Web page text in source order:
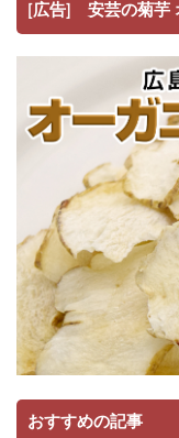
[広告] 安芸の菊芋
おすすめの記事